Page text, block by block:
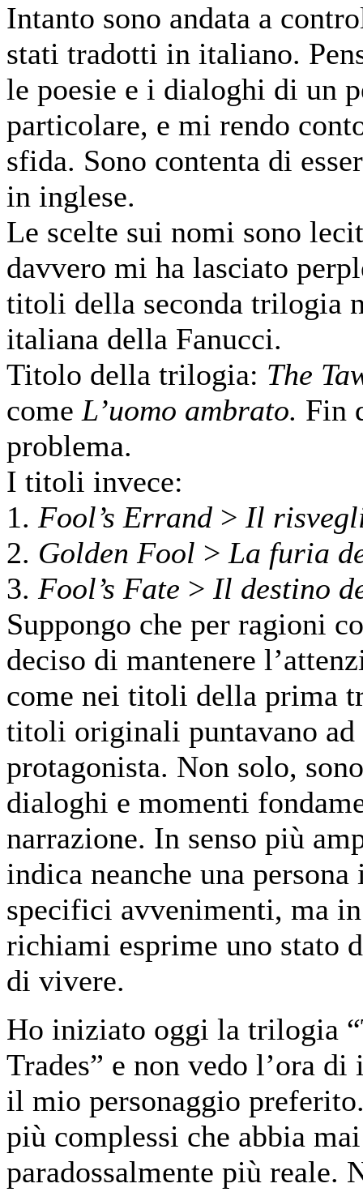
Intanto sono andata a
stati tradotti in italiano.
le poesie e i dialoghi di un
particolare, e mi rendo
sfida. Sono contenta di
in inglese.
Le scelte sui nomi sono
davvero mi ha lasciato
titoli della seconda trilogia
italiana della Fanucci.
Titolo della trilogia: The
come L’uomo ambrato. Fin
problema.
I titoli invece:
1. Fool’s Errand > Il
2. Golden Fool > La furia
3. Fool’s Fate > Il destino
Suppongo che per ragioni
deciso di mantenere
come nei titoli della prima
titoli originali puntavano ad
protagonista. Non solo,
dialoghi e momenti
narrazione. In senso più
indica neanche una
specifici avvenimenti, ma
richiami esprime uno stato
di vivere.
Ho iniziato oggi la trilogia
Trades” e non vedo l’ora
il mio personaggio
più complessi che abbia
paradossalmente più reale.